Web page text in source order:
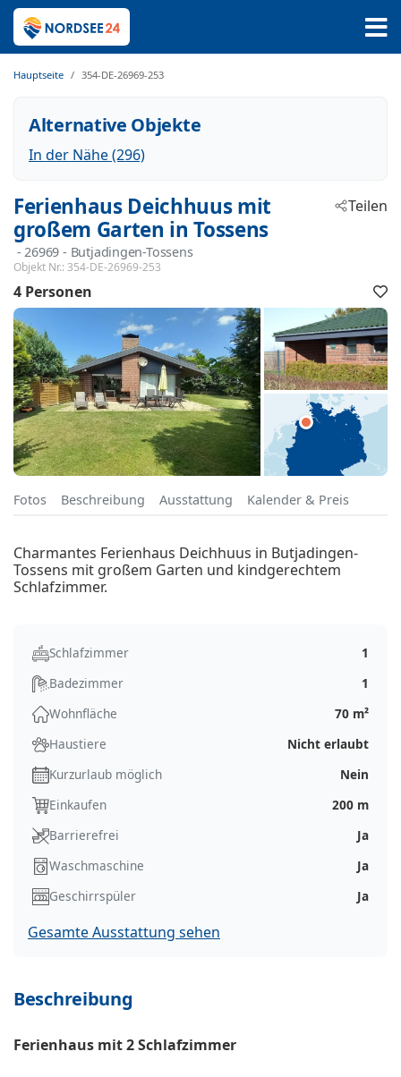
Hauptseite 354-DE-26969-253
Alternative Objekte
In der Nähe (296)
Ferienhaus Deichhuus mit
großem Garten in Tossens
- 26969 - Butjadingen-Tossens
Objekt Nr.: 354-DE-26969-253
Teilen
4 Personen
Fotos Beschreibung Ausstattung Kalender & Preis
Charmantes Ferienhaus Deichhuus in Butjadingen-
Tossens mit großem Garten und kindgerechtem
Schlafzimmer.
Schlafzimmer
1
Badezimmer
1
Wohnfläche
70 m²
Haustiere
Nicht erlaubt
Kurzurlaub möglich
Nein
Einkaufen
200 m
Barrierefrei
Ja
Waschmaschine
Ja
Geschirrspüler
Ja
Gesamte Ausstattung sehen
Beschreibung
Ferienhaus mit 2 Schlafzimmer